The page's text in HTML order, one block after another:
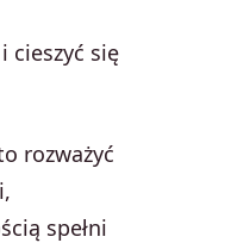
cieszyć się
rozważyć
spełni